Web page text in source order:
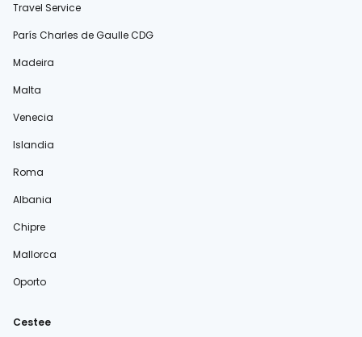
Travel Service
París Charles de Gaulle CDG
Madeira
Malta
Venecia
Islandia
Roma
Albania
Chipre
Mallorca
Oporto
Cestee